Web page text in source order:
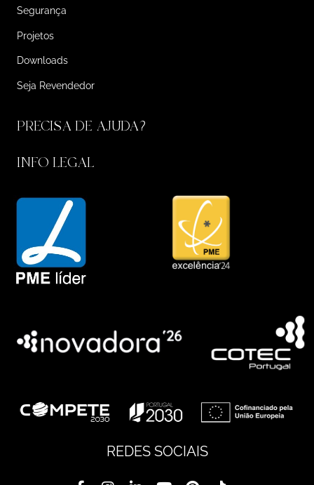
Segurança
Projetos
Downloads
Seja Revendedor
PRECISA DE AJUDA?
INFO LEGAL
REDES SOCIAIS